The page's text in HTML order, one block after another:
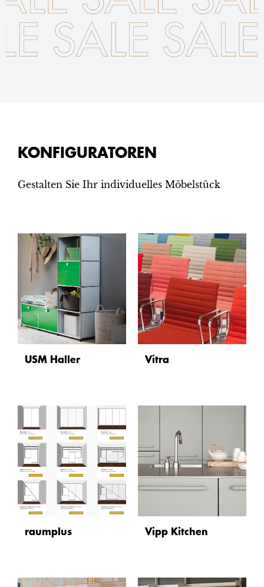
KONFIGURATOREN
Gestalten Sie Ihr individuelles Möbelstück
USM Haller Vitra
raumplus Vipp Kitchen